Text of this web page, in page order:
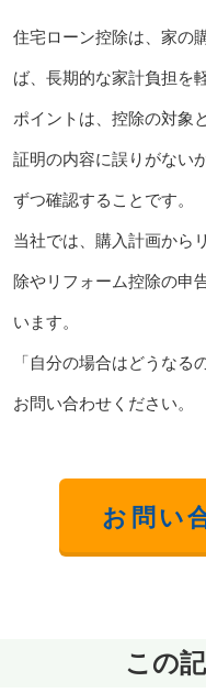
住宅ローン控除は、家の
ば、長期的な家計負担を
ポイントは、控除の対象
証明の内容に誤りがない
ずつ確認することです。
当社では、購入計画から
除やリフォーム控除の申
います。
「自分の場合はどうなる
お問い合わせください。
お問い
この